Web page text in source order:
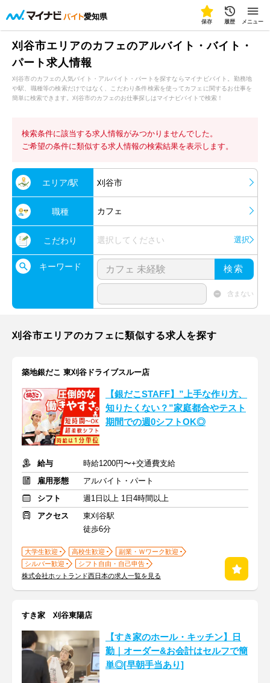
愛知県
保存 履歴 メニュー
刈谷市エリアのカフェのアルバイト・バイト・
パート求人情報
刈谷市のカフェの人気バイト・アルバイト・パートを探すならマイナビバイト。勤務地
や駅、職種等の検索だけではなく、こだわり条件検索を使ってカフェに関するお仕事を
簡単に検索できます。刈谷市のカフェのお仕事探しはマイナビバイトで検索！
検索条件に該当する求人情報がみつかりませんでした。
ご希望の条件に類似する求人情報の検索結果を表示します。
エリア/駅 刈谷市
職種 カフェ
こだわり 選択してください 選択
キーワード 検索
含まない
刈谷市エリアのカフェに類似する求人を探す
築地銀だこ 東刈谷ドライブスルー店
【銀だこSTAFF】”上手な作り方、
知りたくない？”家庭都合やテスト
期間での週0シフトOK◎
給与
時給1200円〜+交通費支給
雇用形態
アルバイト・パート
シフト
週1日以上 1日4時間以上
アクセス
東刈谷駅
徒歩6分
大学生歓迎 高校生歓迎
副業・Ｗワーク歓迎
シルバー歓迎
シフト自由・自己申告
株式会社ホットランド西日本の求人一覧を見る
すき家 刈谷東陽店
【すき家のホール・キッチン】日
勤｜オーダー&お会計はセルフで簡
単◎[早朝手当あり]